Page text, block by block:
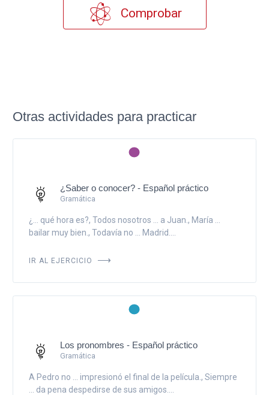
Comprobar
Otras actividades para practicar
¿Saber o conocer? - Español práctico
Gramática
¿... qué hora es?, Todos nosotros ... a Juan., María ...
bailar muy bien., Todavía no ... Madrid....
IR AL EJERCICIO
Los pronombres - Español práctico
Gramática
A Pedro no ... impresionó el final de la película., Siempre
... da pena despedirse de sus amigos....